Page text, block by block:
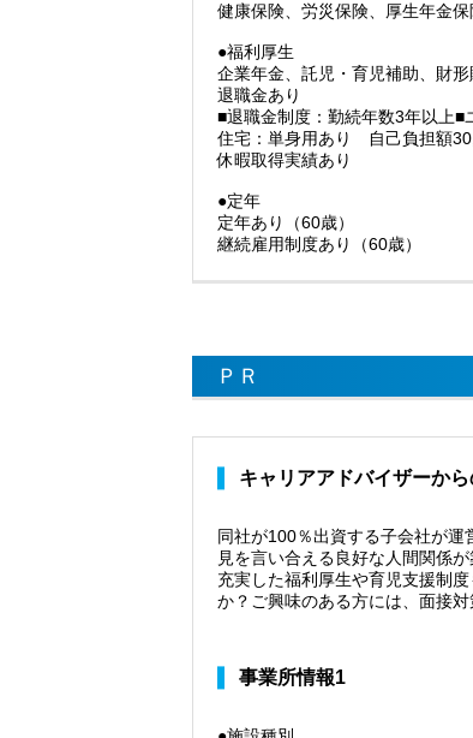
健康保険、労災保険、厚生年金
●福利厚生
企業年金、託児・育児補助、財形
退職金あり
■退職金制度：勤続年数3年以上
住宅：単身用あり 自己負担額
休暇取得実績あり
●定年
定年あり（60歳）
継続雇用制度あり（60歳）
ＰＲ
キャリアアドバイザーか
同社が100％出資する子会社が
見を言い合える良好な人間関係
充実した福利厚生や育児支援制
か？ご興味のある方には、面接
事業所情報1